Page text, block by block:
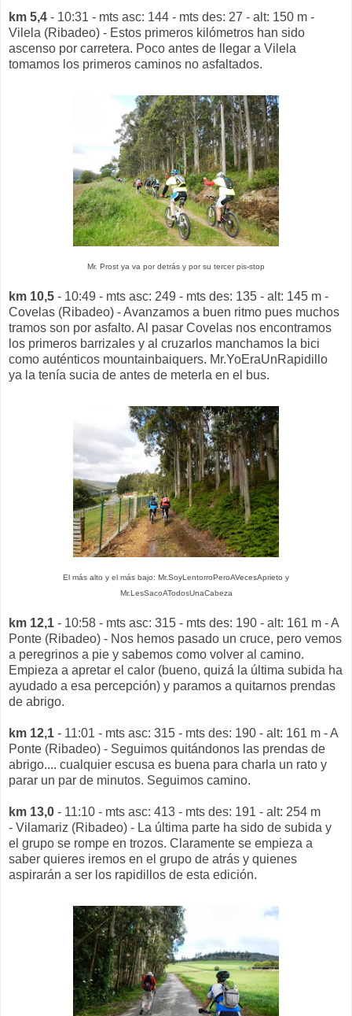
km 5,4 - 10:31 - mts asc: 144 - mts des: 27 - alt: 150 m -
Vilela (Ribadeo) - Estos primeros kilómetros han sido
ascenso por carretera. Poco antes de llegar a Vilela
tomamos los primeros caminos no asfaltados.
Mr. Prost ya va por detrás y por su tercer pis-stop
km 10,5 - 10:49 - mts asc: 249 - mts des: 135 - alt: 145 m -
Covelas (Ribadeo) - Avanzamos a buen ritmo pues muchos
tramos son por asfalto. Al pasar Covelas nos encontramos
los primeros barrizales y al cruzarlos manchamos la bici
como auténticos mountainbaiquers. Mr.YoEraUnRapidillo
ya la tenía sucia de antes de meterla en el bus.
El más alto y el más bajo: Mr.SoyLentorroPeroAVecesAprieto y
Mr.LesSacoATodosUnaCabeza
km 12,1 - 10:58 - mts asc: 315 - mts des: 190 - alt: 161 m - A
Ponte (Ribadeo) - Nos hemos pasado un cruce, pero vemos
a peregrinos a pie y sabemos como volver al camino.
Empieza a apretar el calor (bueno, quizá la última subida ha
ayudado a esa percepción) y paramos a quitarnos prendas
de abrigo.
km 12,1 - 11:01 - mts asc: 315 - mts des: 190 - alt: 161 m - A
Ponte (Ribadeo) - Seguimos quitándonos las prendas de
abrigo.... cualquier escusa es buena para charla un rato y
parar un par de minutos. Seguimos camino.
km 13,0 - 11:10 - mts asc: 413 - mts des: 191 - alt: 254 m
- Vilamariz (Ribadeo) - La última parte ha sido de subida y
el grupo se rompe en trozos. Claramente se empieza a
saber quieres iremos en el grupo de atrás y quienes
aspirarán a ser los rapidillos de esta edición.